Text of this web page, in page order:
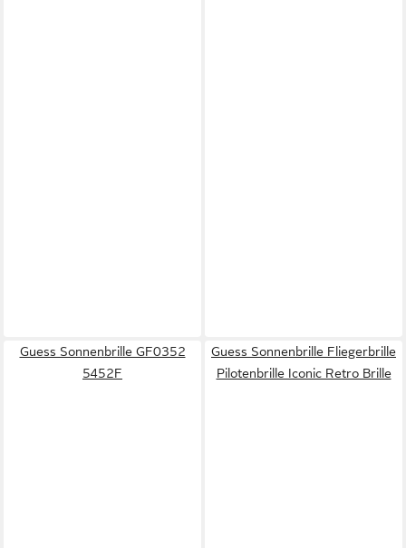
Guess Sonnenbrille GF0352
5452F
Guess Sonnenbrille Fliegerbrille
Pilotenbrille Iconic Retro Brille